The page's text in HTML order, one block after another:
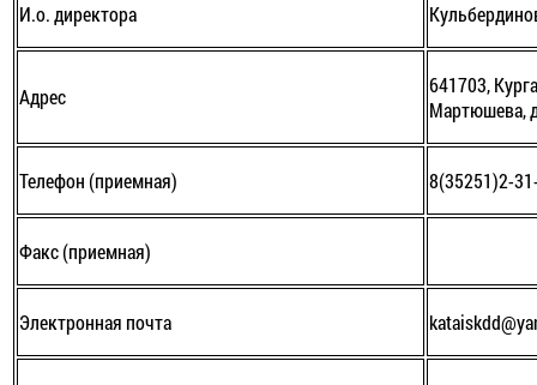
И.о. директора
Адрес
641703,
Мартюшева,
Телефон (приемная) 8(35251)2-
Факс (приемная)
Электронная почта